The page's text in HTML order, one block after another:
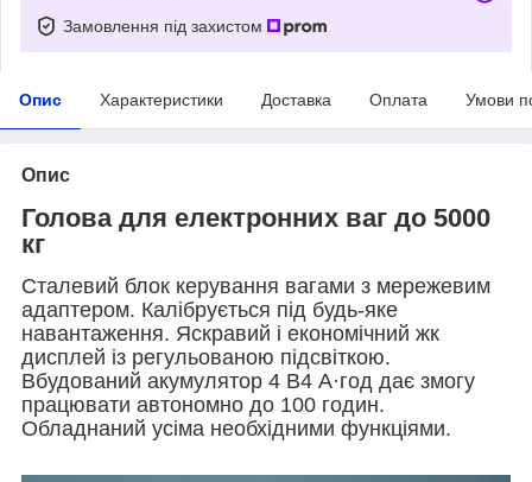
Замовлення під захистом
Опис Характеристики Доставка Оплата Умови
Опис
Голова для електронних ваг до 5000
кг
Сталевий блок керування вагами з мережевим
адаптером. Калібрується під будь-яке
навантаження. Яскравий і економічний жк
дисплей із регульованою підсвіткою.
Вбудований акумулятор 4 В4 А·год дає змогу
працювати автономно до 100 годин.
Обладнаний усіма необхідними функціями.